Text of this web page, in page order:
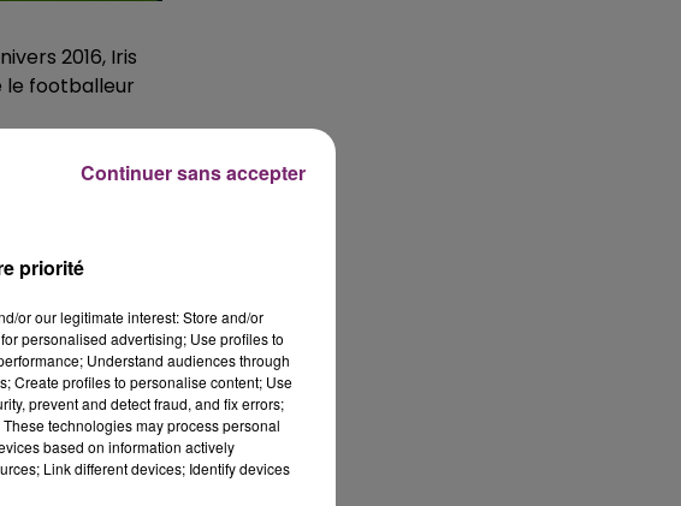
2016, Iris
le footballeur
dans les
"Même si je
ce sera
de temps
de C8
Ardisson
aurait quitté
priorité
or our legitimate interest: Store and/or
personalised advertising; Use profiles to
Understand audiences through
Create profiles to personalise content; Use
prevent and detect fraud, and fix errors;
technologies may process personal
based on information actively
Link different devices; Identify devices
Continuer sans accepter